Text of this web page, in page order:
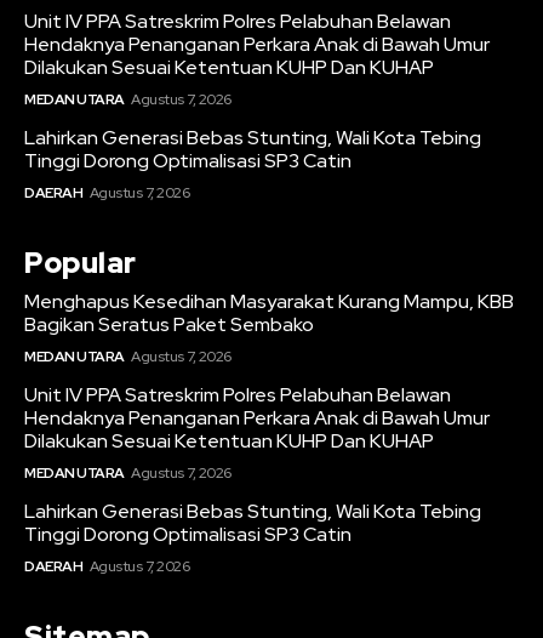
Unit IV PPA Satreskrim Polres Pelabuhan Belawan
Hendaknya Penanganan Perkara Anak di Bawah Umur
Dilakukan Sesuai Ketentuan KUHP Dan KUHAP
MEDAN UTARA Agustus 7, 2026
Lahirkan Generasi Bebas Stunting, Wali Kota Tebing
Tinggi Dorong Optimalisasi SP3 Catin
DAERAH Agustus 7, 2026
Popular
Menghapus Kesedihan Masyarakat Kurang Mampu, KBB
Bagikan Seratus Paket Sembako
MEDAN UTARA Agustus 7, 2026
Unit IV PPA Satreskrim Polres Pelabuhan Belawan
Hendaknya Penanganan Perkara Anak di Bawah Umur
Dilakukan Sesuai Ketentuan KUHP Dan KUHAP
MEDAN UTARA Agustus 7, 2026
Lahirkan Generasi Bebas Stunting, Wali Kota Tebing
Tinggi Dorong Optimalisasi SP3 Catin
DAERAH Agustus 7, 2026